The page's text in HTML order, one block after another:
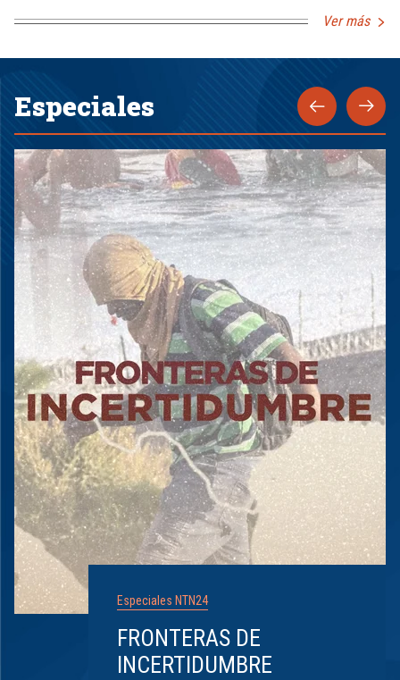
Ver más
Especiales
Especiales NTN24
FRONTERAS DE
INCERTIDUMBRE